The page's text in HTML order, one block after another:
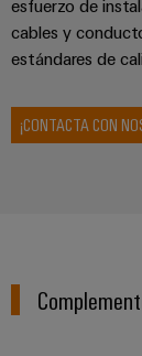
esfuerzo de
cables y
estándares de
¡CONTACTA CON